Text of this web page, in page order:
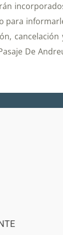
para
cancelación
De